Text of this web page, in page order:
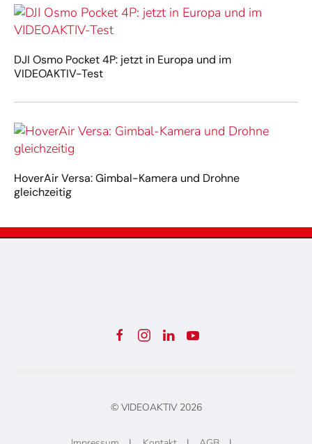
DJI Osmo Pocket 4P: jetzt in Europa und im
VIDEOAKTIV-Test
HoverAir Versa: Gimbal-Kamera und Drohne
gleichzeitig
© VIDEOAKTIV 2026